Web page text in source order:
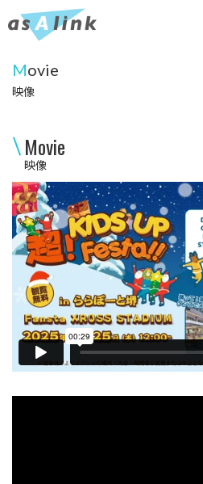
Movie
映像
Movie
映像